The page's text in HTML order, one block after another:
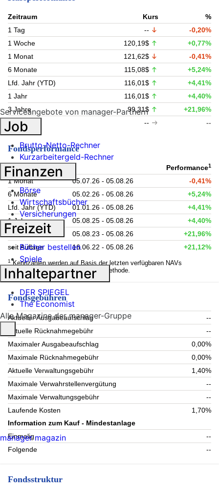
Zeitraum Kurs
%
1 Tag
--
-0,20%
1 Woche
120,19$
+0,77%
1 Monat
121,62$
-0,41%
6 Monate
115,08$
+5,24%
Lfd. Jahr (YTD)
116,01$
+4,41%
1 Jahr
116,01$
+4,40%
3 Jahre
99,31$
+21,96%
5 Jahre
-- --
Fondsperformance
Zeitraum Performance1
1 Monat 05.07.26 - 05.08.26
-0,41%
6 Monate
05.02.26 - 05.08.26
+5,24%
Lfd. Jahr (YTD)
01.01.26 - 05.08.26
+4,41%
1 Jahr
05.08.25 - 05.08.26
+4,40%
3 Jahre
05.08.23 - 05.08.26
+21,96%
seit Auflage
16.06.22 - 05.08.26 +21,12%
1 Kennzahlen werden auf Basis der letzten verfügbaren NAVs
berechnet. Berechnung nach BVI-Methode.
Fondsgebühren
Aktueller Ausgabeaufschlag
--
Aktuelle Rücknahmegebühr
--
Maximaler Ausgabeaufschlag
0,00%
Maximale Rücknahmegebühr
0,00%
Aktuelle Verwaltungsgebühr
1,40%
Maximale Verwahrstellenvergütung
--
Maximale Verwaltungsgebühr
--
Laufende Kosten
1,70%
Information zum Kauf - Mindestanlage
Einmalig
--
Folgende
--
Fondsstruktur
Serviceangebote von manager-Partnern
Job
Brutto-Netto-Rechner
Kurzarbeitergeld-Rechner
Finanzen
Börse
Wirtschaftsbücher
Versicherungen
Freizeit
Bücher bestellen
Spiele
Inhaltepartner
DER SPIEGEL
The Economist
Alle Magazine der manager-Gruppe
manager magazin